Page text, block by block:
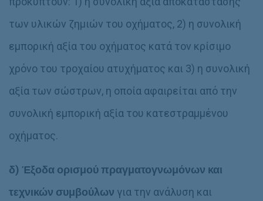
των υλικών ζημιών του οχήματος, 2) η συνολική
εμπορική αξία του οχήματος κατά τον κρίσιμο
χρόνο του τροχαίου ατυχήματος και 3) η συνολική
αξία των σώστρων, η οποία αφαιρείται από την
συνολική εμπορική αξία του κατεστραμμένου
οχήματος.
δ) Έξοδα ορισμού πραγματογνωμόνων και
τεχνικών συμβούλων για την ανάλυση και